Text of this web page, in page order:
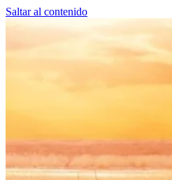
Saltar al contenido